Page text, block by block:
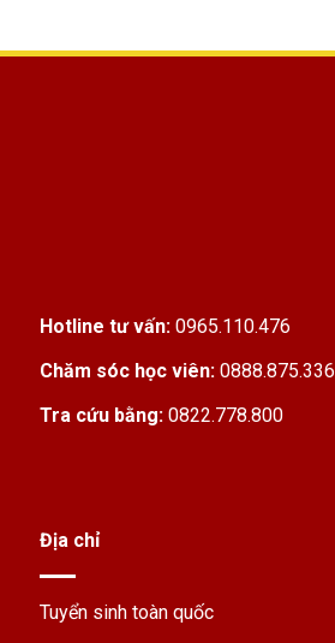
Hotline tư vấn: 0965.110.476
Chăm sóc học viên: 0888.875.336
Tra cứu bằng: 0822.778.800
Địa chỉ
Tuyển sinh toàn quốc